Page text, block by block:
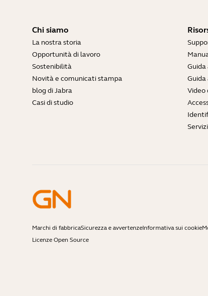
Chi siamo
La nostra storia
Opportunità di lavoro
Sostenibilità
Novità e comunicati stampa
blog di Jabra
Casi di studio
Video
Marchi di fabbricaSicurezza e avvertenzeInformativa sui cookie
Licenze Open Source